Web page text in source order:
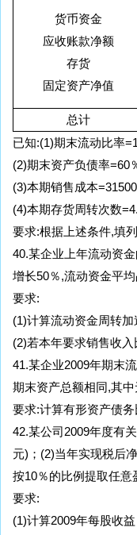
货币资金
应收账款净额
存货
固定资产净值
总计
已知:(1)期末流动比率
(2)期末资产负债率=60
(3)本期销售成本
(4)本期存货周转次数
要求:根据上述条件,填
40.某企业上年流动资
增长50％,流动资金平
要求:
(1)计算流动资金周转加
(2)若本年要求销售收
41.某企业2009年期末
期末资产总额相同,其
要求:计算有形资产债
42.某公司2009年度有
元)；(2)当年实现税后
按10％的比例提取任
要求:
(1)计算2009年每股收益